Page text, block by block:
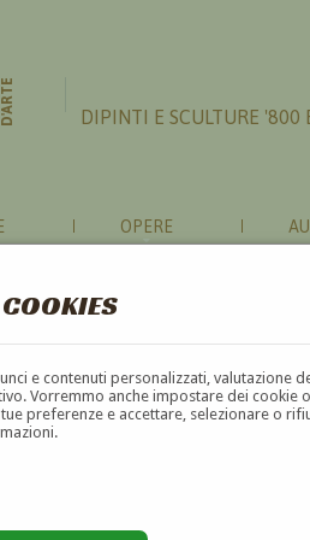
e contenuti personalizzati,
Vorremmo anche impostare dei
preferenze e accettare, selezionare o
D'ARTE DIPINTI E SCULTURE '800
OPERE
E F G H I J K L M